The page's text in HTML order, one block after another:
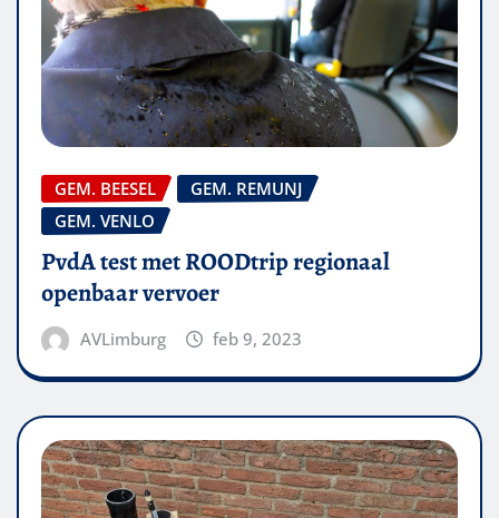
GEM. BEESEL
GEM. REMUNJ
GEM. VENLO
PvdA test met ROODtrip regionaal
openbaar vervoer
AVLimburg feb 9, 2023